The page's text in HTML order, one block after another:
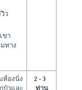
ว
ขา
ทาง
องนั่ง
บัวและ
2 - 3
ท่าน